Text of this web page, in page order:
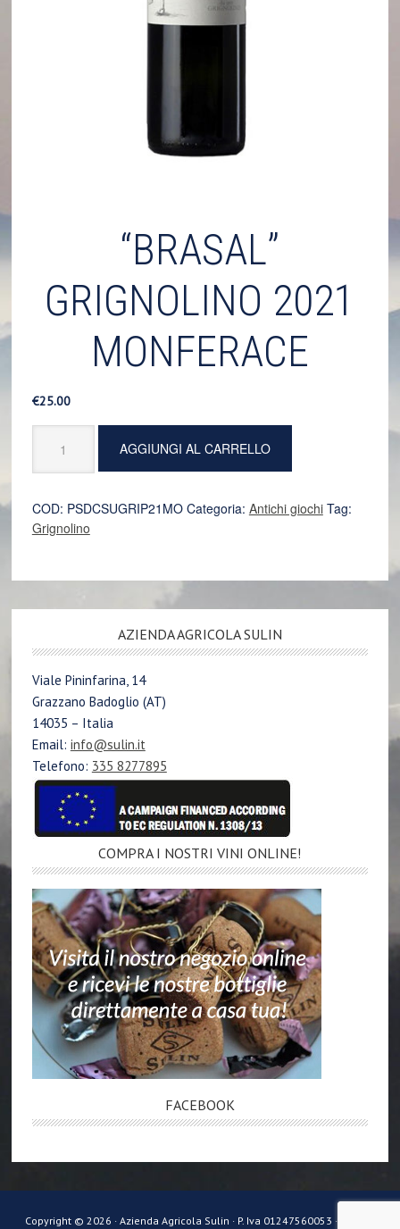
“BRASAL”
GRIGNOLINO 2021
MONFERACE
€25.00
Grignolino
2021
quantità
AGGIUNGI AL CARRELLO
COD: PSDCSUGRIP21MO Categoria: Antichi giochi Tag:
Grignolino
AZIENDA AGRICOLA SULIN
Viale Pininfarina, 14
Grazzano Badoglio (AT)
14035 – Italia
Email: info@sulin.it
Telefono: 335 8277895
COMPRA I NOSTRI VINI ONLINE!
FACEBOOK
Copyright © 2026 · Azienda Agricola Sulin · P. Iva 01247560053 ·